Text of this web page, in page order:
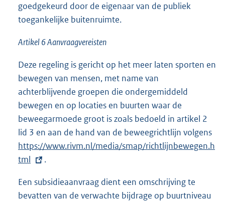
goedgekeurd door de eigenaar van de publiek
toegankelijke buitenruimte.
Artikel 6 Aanvraagvereisten
Deze regeling is gericht op het meer laten sporten en
bewegen van mensen, met name van
achterblijvende groepen die ondergemiddeld
bewegen en op locaties en buurten waar de
beweegarmoede groot is zoals bedoeld in artikel 2
lid 3 en aan de hand van de beweegrichtlijn volgens
x
https://www.rivm.nl/media/smap/richtlijnbewegen.h
tml
.
Een subsidieaanvraag dient een omschrijving te
bevatten van de verwachte bijdrage op buurtniveau